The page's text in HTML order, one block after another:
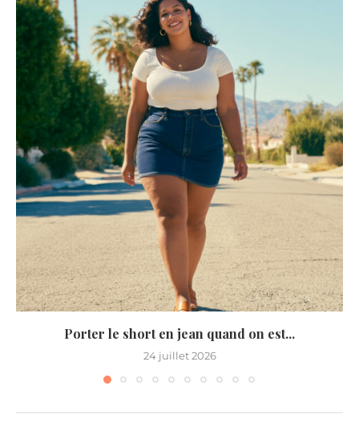
Porter le short en jean quand on est...
24 juillet 2026